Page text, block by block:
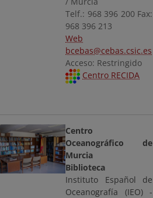
Telf.: 968 396 200 Fax:
968 396 213
Web
bcebas@cebas.csic.es
Acceso: Restringido
Centro RECIDA
Centro
Oceanográfico de
Murcia
Biblioteca
Instituto Español de
Oceanografía (IEO) -